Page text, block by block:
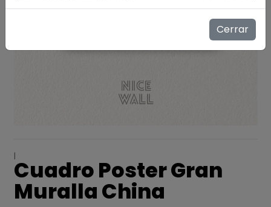
|
Cuadro Poster Gran
Muralla China
Cerrar